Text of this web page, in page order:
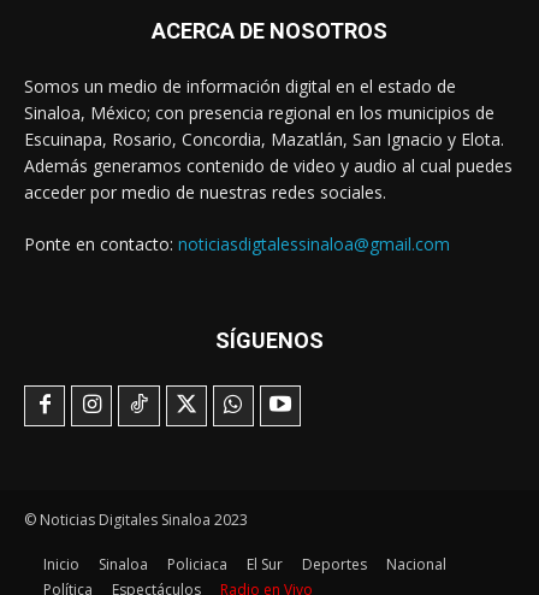
ACERCA DE NOSOTROS
Somos un medio de información digital en el estado de
Sinaloa, México; con presencia regional en los municipios de
Escuinapa, Rosario, Concordia, Mazatlán, San Ignacio y Elota.
Además generamos contenido de video y audio al cual puedes
acceder por medio de nuestras redes sociales.
Ponte en contacto: noticiasdigtalessinaloa@gmail.com
SÍGUENOS
© Noticias Digitales Sinaloa 2023
Inicio Sinaloa Policiaca El Sur Deportes
Nacional
Política
Espectáculos Radio en Vivo